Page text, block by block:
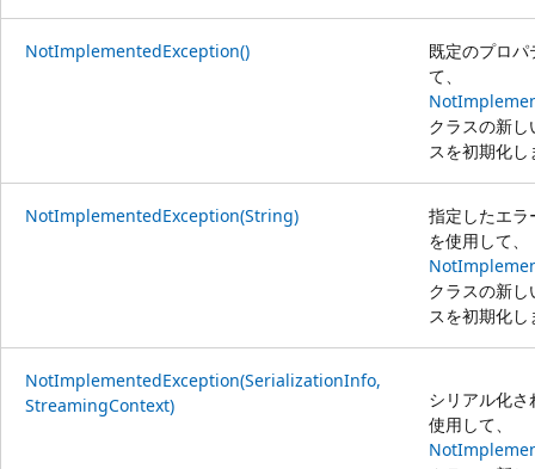
NotImplementedException()
既定のプロ
て、
クラスの新
スを初期化し
NotImplementedException(String)
指定したエラ
を使用して、
クラスの新
スを初期化し
NotImplementedException(SerializationInfo,
StreamingContext)
シリアル化
使用して、